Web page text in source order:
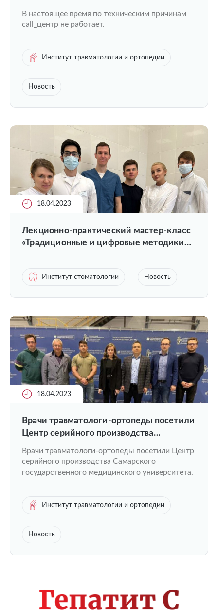
В настоящее время по техническим причинам
call_центр не работает.
Институт травматологии и ортопедии
Новость
18.04.2023
Лекционно-практический мастер-класс
«Традиционные и цифровые методики
Институт стоматологии Новость
18.04.2023
Врачи травматологи-ортопеды посетили
Центр серийного производства
медицинского университета
Врачи травматологи-ортопеды посетили Центр
серийного производства Самарского
государственного медицинского университета.
Институт травматологии и ортопедии
Новость